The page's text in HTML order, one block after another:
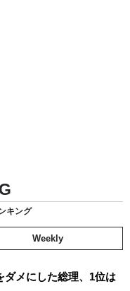
キング
Weekly
ダメにした総理、1位は